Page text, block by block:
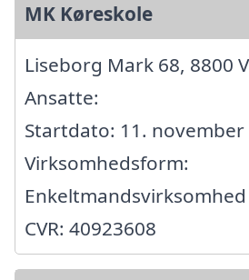
MK Køreskole
Liseborg Mark 68, 8800
Ansatte:
Startdato: 11. november
Virksomhedsform:
Enkeltmandsvirksomhed
CVR: 40923608